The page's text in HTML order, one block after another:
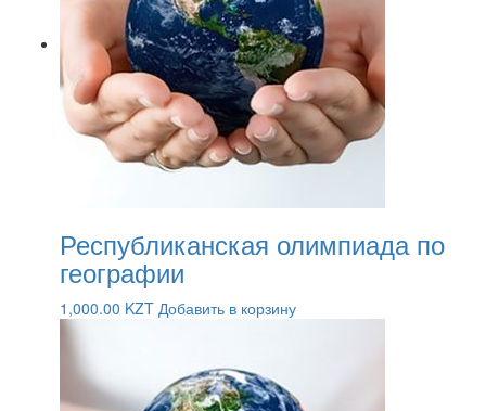
Республиканская олимпиада по
географии
1,000.00 KZT Добавить в корзину